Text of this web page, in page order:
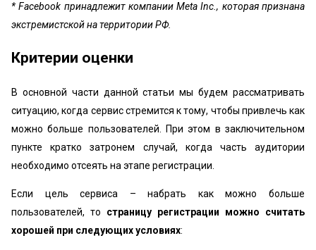
* Facebook принадлежит компании Meta Inc., которая признана
экстремистской на территории РФ.
Критерии оценки
В основной части данной статьи мы будем рассматривать
ситуацию, когда сервис стремится к тому, чтобы привлечь как
можно больше пользователей. При этом в заключительном
пункте кратко затронем случай, когда часть аудитории
необходимо отсеять на этапе регистрации.
Если цель сервиса – набрать как можно больше
пользователей, то страницу регистрации можно считать
хорошей при следующих условиях: